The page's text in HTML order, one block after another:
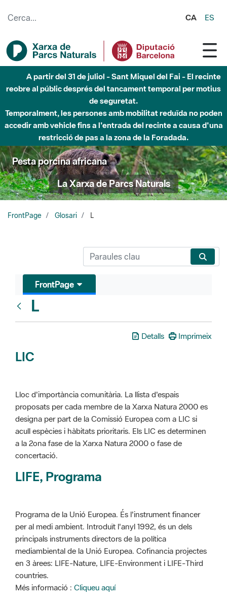
CA ES
A partir del 31 de juliol - Sant Miquel del Fai - El recinte
reobre al públic després del tancament temporal per motius
de seguretat.
Temporalment, les persones amb mobilitat reduïda no poden
accedir amb vehicle fins a l'entrada del recinte a causa d'una
restricció de pas a la zona de la Foradada.
Pesta porcina africana
La Xarxa de Parcs Naturals
FrontPage Glosari L
FrontPage
L
Detalls Imprimeix
LIC
Lloc d'importància comunitària. La llista d'espais
proposats per cada membre de la Xarxa Natura 2000 es
designa per part de la Comissió Europea com a LIC si
acull espècies i hàbitats prioritaris. Els LIC es determinen
a la 2ona fase de la Xarxa Natura 2000 o fase de
concertació.
LIFE, Programa
Programa de la Unió Europea. És l'instrument financer
per al medi ambient. Introduït l'anyl 1992, és un dels
principals instruments directors de la política
mediambiental de la Unió Europea. Cofinancia projectes
en 3 àrees: LIFE-Nature, LIFE-Environment i LIFE-Third
countries.
Més informació : Cliqueu aquí